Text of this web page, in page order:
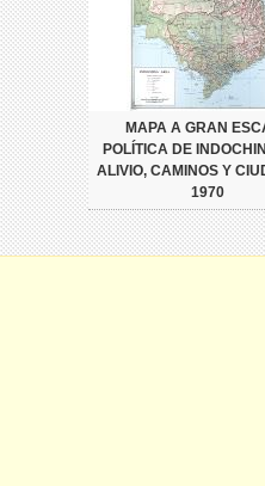
MAPA A GRAN
POLÍTICA DE
ALIVIO, CAMINOS Y
1970